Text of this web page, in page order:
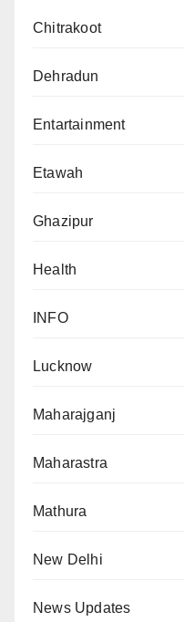
Chitrakoot
Dehradun
Entartainment
Etawah
Ghazipur
Health
INFO
Lucknow
Maharajganj
Maharastra
Mathura
New Delhi
News Updates